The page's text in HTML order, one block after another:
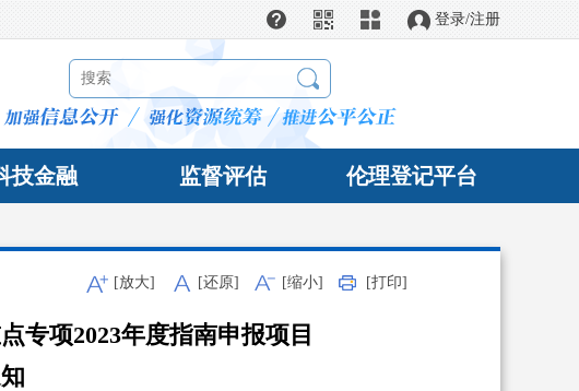
在线帮助 全站导航登录/注册
技金融 监督评估 伦理登记平台
[放大] [还原] [缩小] [打印]
专项2023年度指南申报项目